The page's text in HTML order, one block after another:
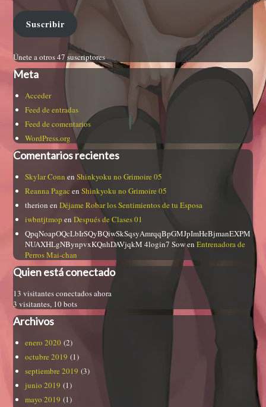
Suscribir
Únete a otros 47 suscriptores
Meta
Acceder
Feed de entradas
Feed de comentarios
WordPress.org
Comentarios recientes
Skylar Conn enShinkyoku no Grimoire 05
Reanna Pagac enShinkyoku no Grimoire 05
therion enDéjame Robar los Sentimientos de tu Esposa
iwbntjtmop enDespués de Clases 01
QpqNoapOQcLbIrSQyBQiwSkSqsyAmrqqBpGMJpImHeBjmanEXPM
NUAXHLgNBynpvxKQnhDAVjqkM 4login7 SowenEntrenadora de
Perros Mai-chan
Quien está conectado
13 visitantes conectados ahora
3 visitantes, 10 bots
Archivos
enero 2020 (2)
octubre 2019 (1)
septiembre 2019 (3)
junio 2019 (1)
mayo 2019 (1)